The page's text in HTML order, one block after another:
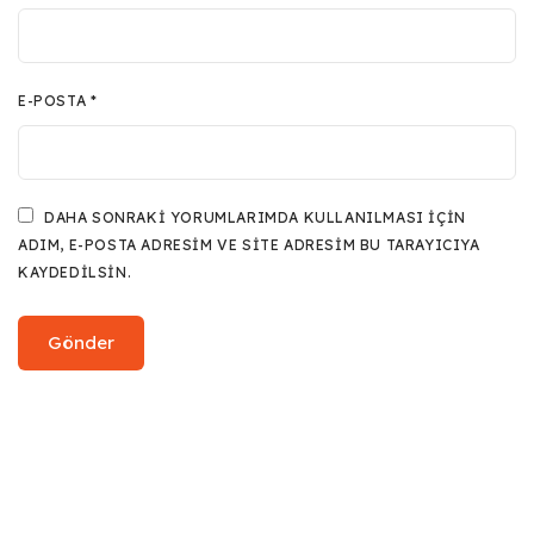
E-POSTA *
DAHA SONRAKI YORUMLARIMDA KULLANILMASI IÇIN
ADIM, E-POSTA ADRESIM VE SITE ADRESIM BU TARAYICIYA
KAYDEDILSIN.